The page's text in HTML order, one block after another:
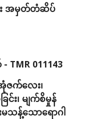
ဖူး အမှတ်တံဆိပ်
011143
အုံဇက်လေး၊
း၊ မျက်စိမှုန်
းမသန့်သောရောဂါ